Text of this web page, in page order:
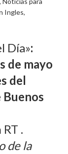
Ingles,
Día»:
de mayo
del
Buenos
.
de la